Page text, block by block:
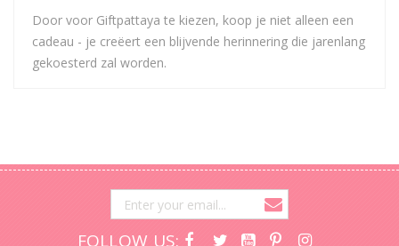
Door voor Giftpattaya te kiezen, koop je niet alleen een
cadeau - je creëert een blijvende herinnering die jarenlang
gekoesterd zal worden.
FOLLOW US: